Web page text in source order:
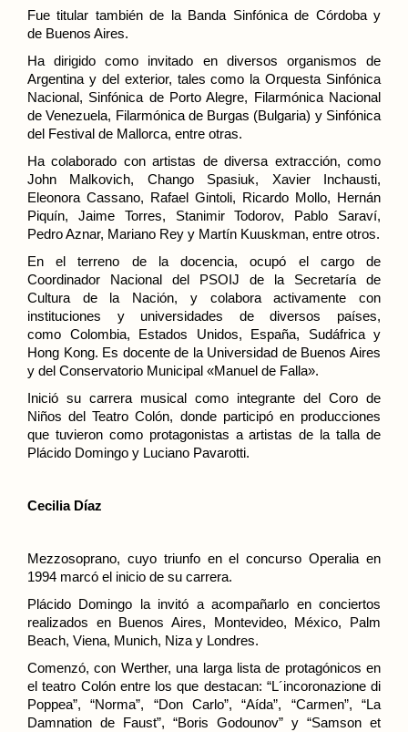
Fue titular también de la Banda Sinfónica de Córdobay
de Buenos Aires.
Ha dirigido como invitado en diversos organismos de
Argentina y del exterior, tales como la Orquesta Sinfónica
Nacional, Sinfónica de Porto Alegre, Filarmónica Nacional
deVenezuela, Filarmónica de Burgas (Bulgaria) y Sinfónica
del Festival de Mallorca, entre otras.
Ha colaborado con artistas de diversa extracción, como
John Malkovich, Chango Spasiuk, Xavier Inchausti,
Eleonora Cassano, Rafael Gintoli, Ricardo Mollo, Hernán
Piquín, Jaime Torres, Stanimir Todorov, Pablo Saraví,
Pedro Aznar, Mariano Rey y Martín Kuuskman, entre otros.
En el terreno de la docencia, ocupó el cargo de
Coordinador Nacional del PSOIJ de la Secretaría de
Cultura de la Nación, y colabora activamente con
instituciones y universidades de diversos países,
como Colombia, Estados Unidos, España, Sudáfrica y
Hong Kong. Es docente de la Universidad de Buenos Aires
y del Conservatorio Municipal «Manuel de Falla».
Inició su carrera musical como integrante del Coro de
Niños del Teatro Colón, donde participó en producciones
que tuvieron como protagonistas a artistas de la talla de
Plácido Domingo y Luciano Pavarotti.
Cecilia Díaz
Mezzosoprano, cuyo triunfo en el concurso Operalia en
1994 marcó el inicio de su carrera.
Plácido Domingo la invitó a acompañarlo en conciertos
realizados en Buenos Aires, Montevideo, México, Palm
Beach, Viena, Munich, Niza y Londres.
Comenzó, con Werther, una larga lista de protagónicos en
el teatro Colón entre los que destacan: “L´incoronazione di
Poppea”, “Norma”, “Don Carlo”, “Aída”, “Carmen”, “La
Damnation de Faust”, “Boris Godounov” y “Samson et